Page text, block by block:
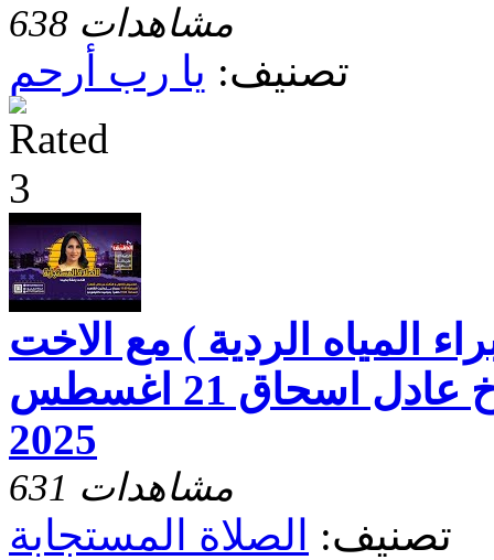
638 مشاهدات
تصنيف: يا رب أرحم
المياه الردية ) مع الاخت
رفقه بخيت و الاخ عادل اسحاق 21 اغسطس
2025
631 مشاهدات
تصنيف: الصلاة المستجابة